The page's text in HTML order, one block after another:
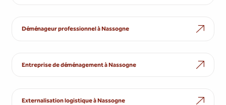
Déménageur professionnel à Nassogne
Entreprise de déménagement à Nassogne
Externalisation logistique à Nassogne